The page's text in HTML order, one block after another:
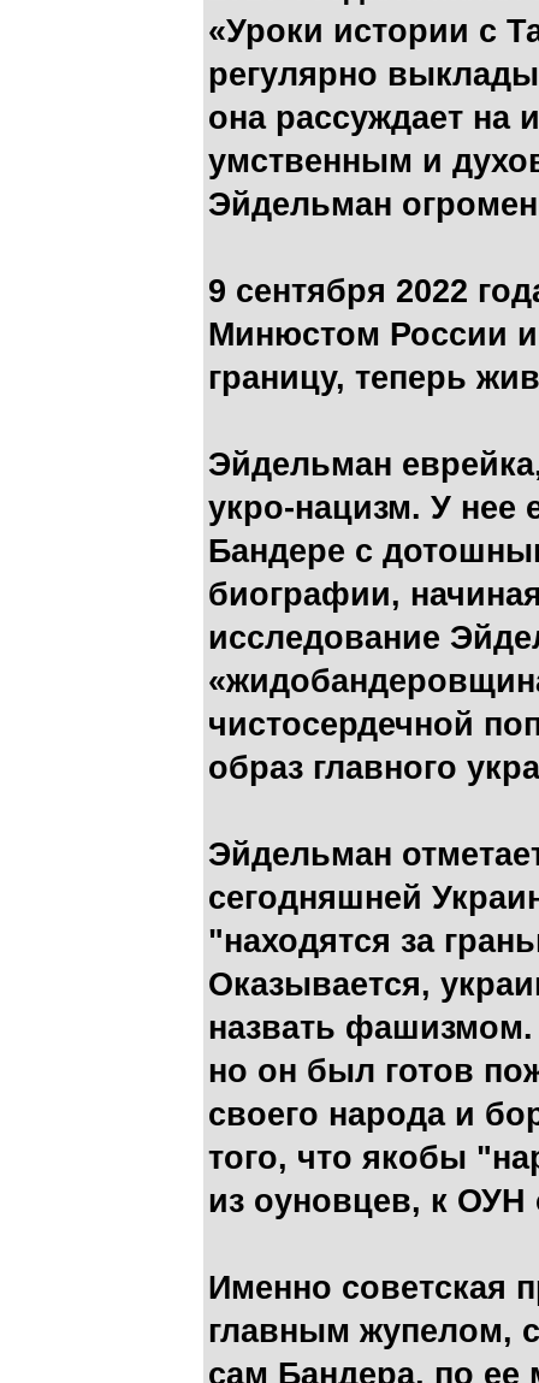
«Уроки истории с
регулярно
она рассуждает на
умственным и
Эйдельман
9 сентября 2022
Минюстом России
границу, теперь
Эйдельман
укро-нацизм. У нее
Бандере с
биографии,
исследование
чистосердечной
образ главного
Эйдельман
сегодняшней
"находятся за
Оказывается,
назвать
но он был готов
своего народа и
того, что якобы
из оуновцев, к
Именно советская
главным жупелом,
сам Бандера, по ее